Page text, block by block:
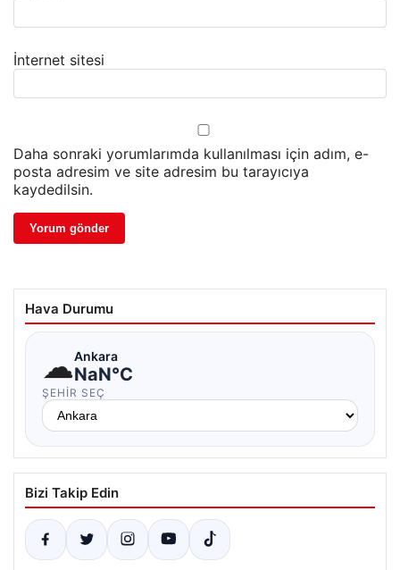
İnternet sitesi
Daha sonraki yorumlarımda kullanılması için adım, e-
posta adresim ve site adresim bu tarayıcıya
kaydedilsin.
Hava Durumu
☁Ankara
NaN°C
ŞEHIR SEÇ
Bizi Takip Edin